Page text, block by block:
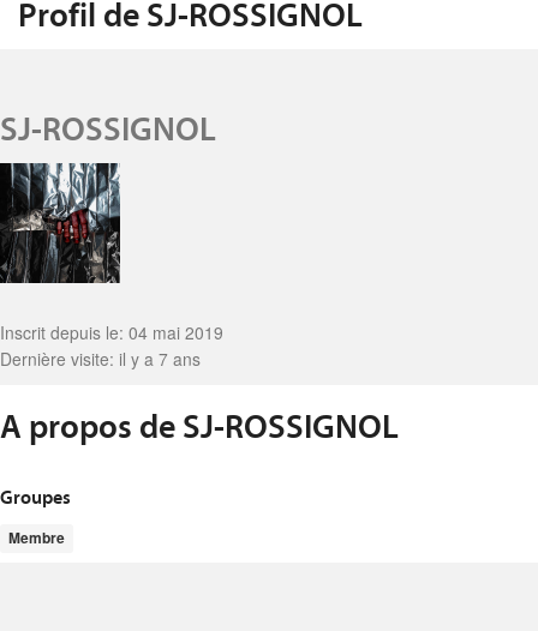
Profil de SJ-ROSSIGNOL
SJ-ROSSIGNOL
Inscrit depuis le: 04 mai 2019
Dernière visite: il y a 7 ans
A propos de SJ-ROSSIGNOL
Groupes
Membre